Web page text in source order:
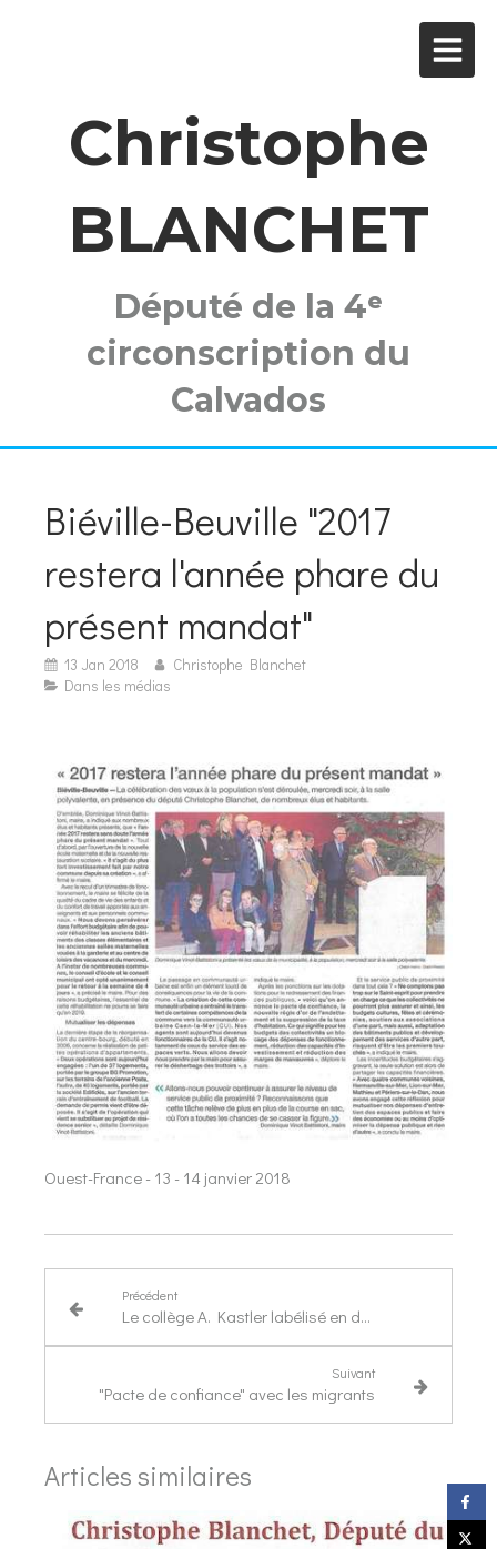
Christophe
BLANCHET
Député de la 4ᵉ
circonscription du
Calvados
Biéville-Beuville "2017
restera l'année phare du
présent mandat"
13 Jan 2018
Christophe Blanchet
Dans les médias
Ouest-France - 13 - 14 janvier 2018
Précédent
Le collège A. Kastler labélisé en démarche de développement durable
Suivant
"Pacte de confiance" avec les migrants
Articles similaires